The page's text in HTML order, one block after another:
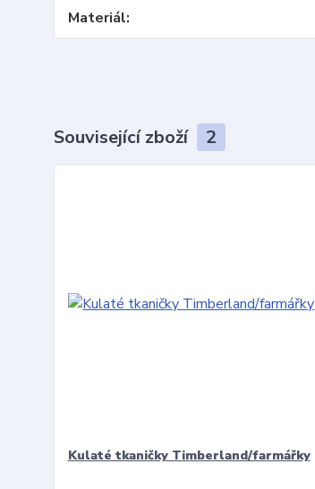
Materiál
Související zboží 2
Kulaté tkaničky Timberland/farmářky